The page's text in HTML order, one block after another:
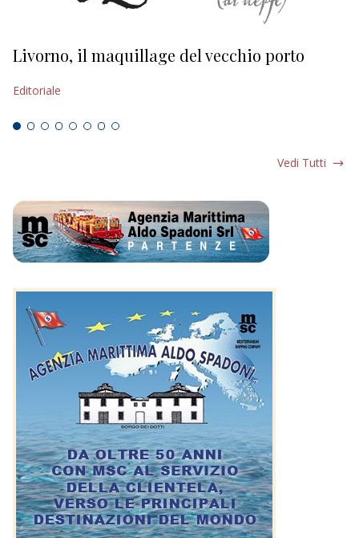
Livorno, il maquillage del vecchio porto
Editoriale
Vedi Tutti